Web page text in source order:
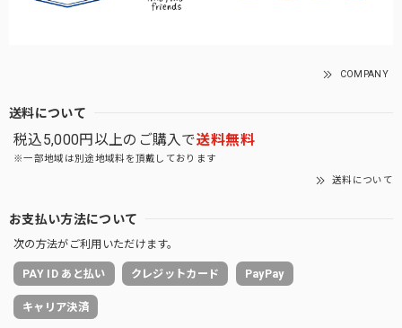
COMPANY
送料について
税込5,000円以上のご購入で送料無料
※一部地域は別途地域料を頂戴しております
送料について
お支払い方法について
次の方法がご利用いただけます。
PAY ID あと払い クレジットカード PayPay
キャリア決済